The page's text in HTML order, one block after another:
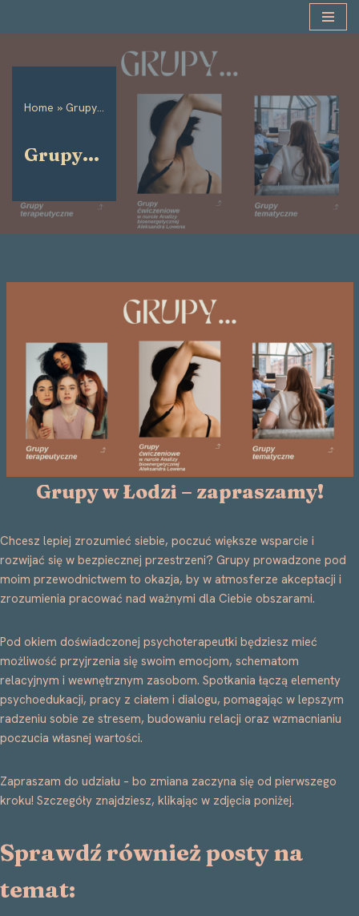
do
Home » Grupy…
Grupy…
Grupy w Łodzi – zapraszamy!
Chcesz lepiej zrozumieć siebie, poczuć większe wsparcie i
rozwijać się w bezpiecznej przestrzeni? Grupy prowadzone pod
moim przewodnictwem to okazja, by w atmosferze akceptacji i
zrozumienia pracować nad ważnymi dla Ciebie obszarami.
Pod okiem doświadczonej psychoterapeutki będziesz mieć
możliwość przyjrzenia się swoim emocjom, schematom
relacyjnym i wewnętrznym zasobom. Spotkania łączą elementy
psychoedukacji, pracy z ciałem i dialogu, pomagając w lepszym
radzeniu sobie ze stresem, budowaniu relacji oraz wzmacnianiu
poczucia własnej wartości.
Zapraszam do udziału – bo zmiana zaczyna się od pierwszego
kroku! Szczegóły znajdziesz, klikając w zdjęcia poniżej.
Sprawdź również posty na
temat: